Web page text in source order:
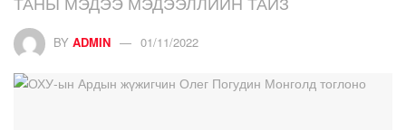
BY ADMIN 01/11/2022